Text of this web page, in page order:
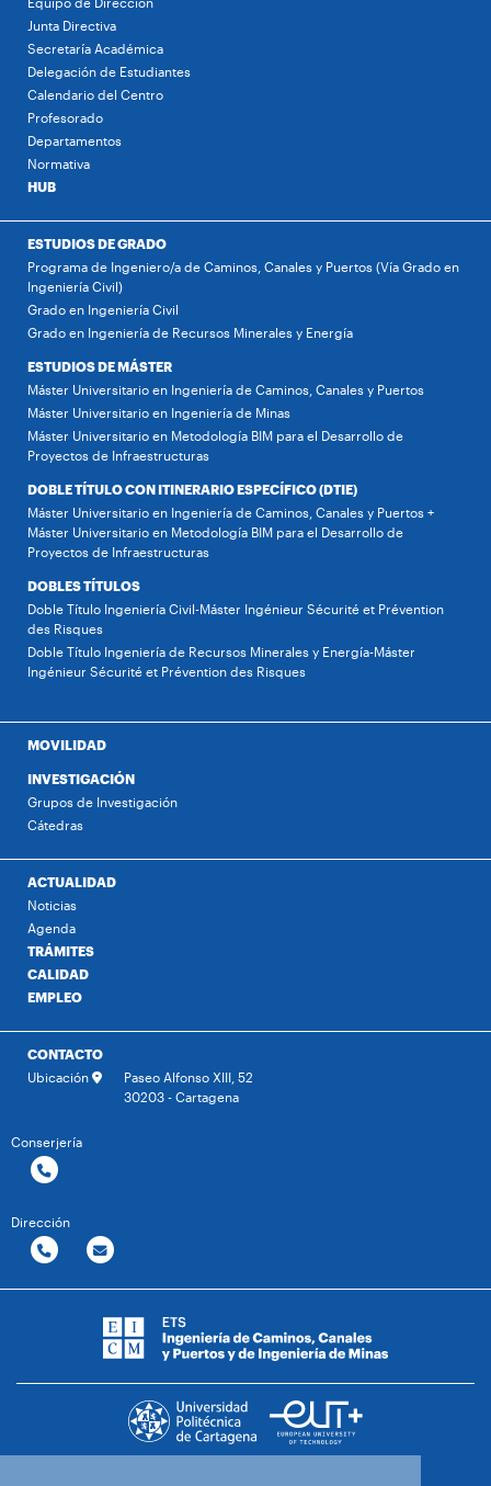
Junta Directiva
Secretaría Académica
Delegación de Estudiantes
Calendario del Centro
Profesorado
Departamentos
Normativa
HUB
ESTUDIOS DE GRADO
Programa de Ingeniero/a de Caminos, Canales y Puertos (Vía Grado en
Ingeniería Civil)
Grado en Ingeniería Civil
Grado en Ingeniería de Recursos Minerales y Energía
ESTUDIOS DE MÁSTER
Máster Universitario en Ingeniería de Caminos, Canales y Puertos
Máster Universitario en Ingeniería de Minas
Máster Universitario en Metodología BIM para el Desarrollo de
Proyectos de Infraestructuras
DOBLE TÍTULO CON ITINERARIO ESPECÍFICO (DTIE)
Máster Universitario en Ingeniería de Caminos, Canales y Puertos +
Máster Universitario en Metodología BIM para el Desarrollo de
Proyectos de Infraestructuras
DOBLES TÍTULOS
Doble Título Ingeniería Civil-Máster Ingénieur Sécurité et Prévention
des Risques
Doble Título Ingeniería de Recursos Minerales y Energía-Máster
Ingénieur Sécurité et Prévention des Risques
MOVILIDAD
INVESTIGACIÓN
Grupos de Investigación
Cátedras
ACTUALIDAD
Noticias
Agenda
TRÁMITES
CALIDAD
EMPLEO
CONTACTO
Ubicación
Paseo Alfonso XIII, 52
30203 - Cartagena
Conserjería
Dirección